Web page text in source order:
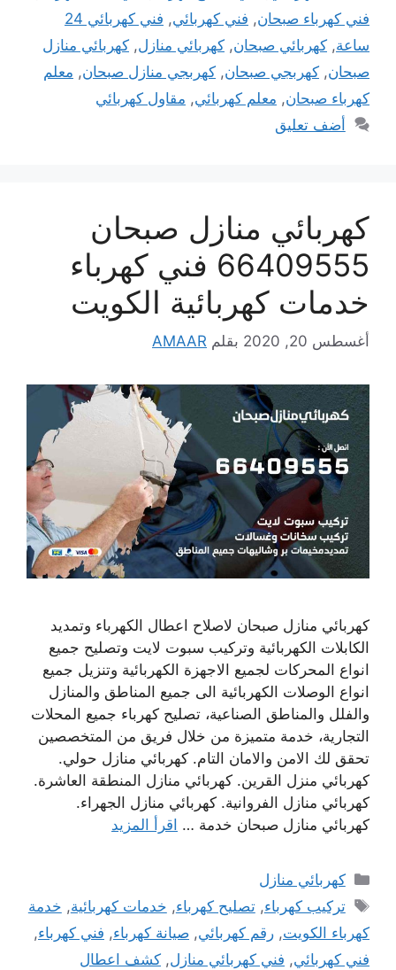
فني كهرباء صبحان, فني كهربائي,
فني كهربائي 24
ساعة, كهربائي صبحان, كهربائي منازل, كهربائي منازل
صبحان, كهربجي صبحان, كهربجي منازل صبحان, معلم
كهرباء صبحان, معلم كهربائي, مقاول كهربائي
أضف تعليق
كهربائي منازل صبحان
66409555 فني كهرباء
خدمات كهربائية الكويت
أغسطس 20, 2020 بقلم AMAAR
كهربائي منازل صبحان لاصلاح اعطال الكهرباء وتمديد
الكابلات الكهربائية وتركيب سبوت لايت وتصليح جميع
انواع المحركات لجميع الاجهزة الكهربائية وتنزيل جميع
انواع الوصلات الكهربائية الى جميع المناطق والمنازل
والفلل والمناطق الصناعية، تصليح كهرباء جميع المحلات
التجارية، خدمة متميزة من خلال فريق من المتخصصين
تحقق لك الامن والامان التام. كهربائي منازل حولي.
كهربائي منزل القرين. كهربائي منازل المنطقة العاشرة.
كهربائي منازل الفروانية. كهربائي منازل الجهراء.
كهربائي منازل صبحان خدمة … اقرأ المزيد
التصنيفات
كهربائي منازل
الوسوم
تركيب كهرباء,تصليح كهرباء, خدمات كهربائية, خدمة
كهرباء الكويت, رقم كهربائي, صيانة كهرباء, فني كهرباء,
فني كهربائي, فني كهربائي منازل, كشف اعطال